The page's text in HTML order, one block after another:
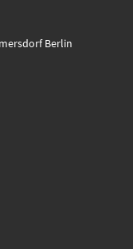
Berlin